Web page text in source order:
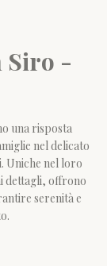
Siro -
una risposta
nel delicato
Uniche nel loro
dettagli, offrono
serenità e